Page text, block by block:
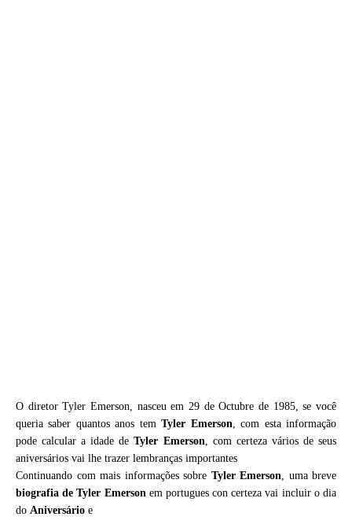
O diretor Tyler Emerson, nasceu em 29 de Octubre de 1985, se você
queria saber quantos anos temTyler Emerson, com esta informação
pode calcular a idade deTyler Emerson, com certeza vários de seus
aniversários vai lhe trazer lembranças importantes
Continuando com mais informações sobre Tyler Emerson, uma breve
biografia deTyler Emersonem portugues con certeza vai incluir o dia
do Aniversário e